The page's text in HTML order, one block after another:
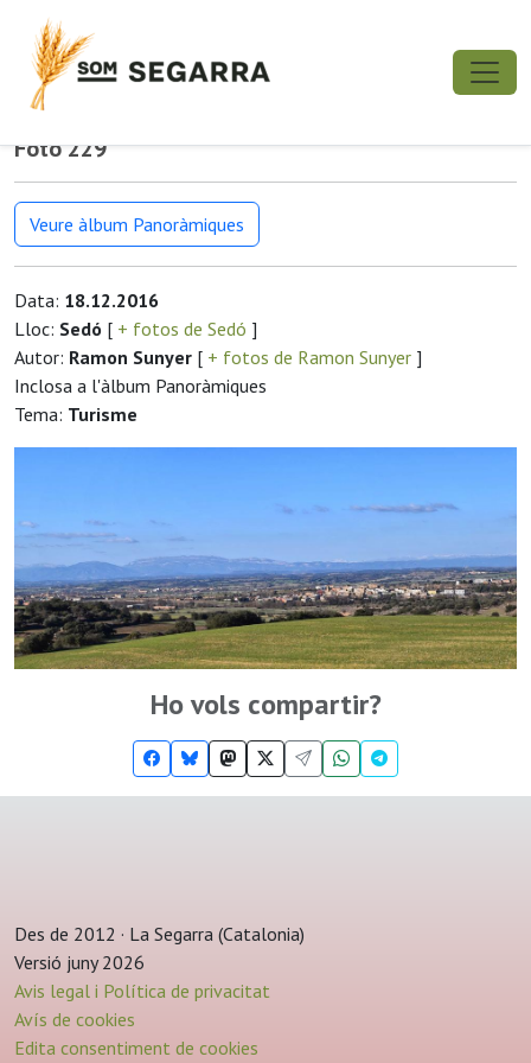
Foto 229
Veure àlbum Panoràmiques
Data: 18.12.2016
Lloc: Sedó [ + fotos de Sedó ]
Autor: Ramon Sunyer [ + fotos de Ramon Sunyer ]
Inclosa a l'àlbum Panoràmiques
Tema: Turisme
Ho vols compartir?
Des de 2012 · La Segarra (Catalonia)
Versió juny 2026
Avis legal i Política de privacitat
Avís de cookies
Edita consentiment de cookies